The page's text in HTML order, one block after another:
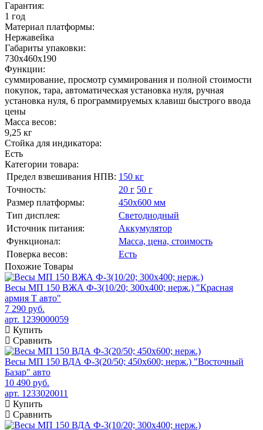
Гарантия:
1 год
Материал платформы:
Нержавейка
Габариты упаковки:
730х460х190
Функции:
суммирование, просмотр суммирования и полной стоимости
покупок, тара, автоматическая установка нуля, ручная
установка нуля, 6 программируемых клавиш быстрого ввода
цены
Масса весов:
9,25 кг
Стойка для индикатора:
Есть
Категории товара:
Предел взвешивания НПВ: 150 кг
Точность:
20 г 50 г
Размер платформы:
450х600 мм
Тип дисплея:
Светодиодный
Источник питания:
Аккумулятор
Функционал:
Масса, цена, стоимость
Поверка весов:
Есть
Похожие Товары
Весы МП 150 ВЖА Ф-3(10/20; 300х400; нерж.) "Красная
армия Т авто"
7 290 руб.
арт. 1239000059
Купить
Сравнить
Весы МП 150 ВДА Ф-3(20/50; 450х600; нерж.) "Восточный
Базар" авто
10 490 руб.
арт. 1233020011
Купить
Сравнить